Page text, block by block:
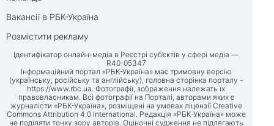
Вакансії в РБК-Україна
Розмістити рекламу
Ідентифікатор онлайн-медіа в Реєстрі суб’єктів у сфері медіа —
R40-05347
Інформаційний портал «РБК-Україна» має тримовну версію
(українську, російську та англійську), головна сторінка порталу -
https://www.rbc.ua. Фотографії, зображення належать їх
правовласникам. Всі фотографії на Порталі, авторами яких є
журналісти «РБК-Україна», розміщені на умовах ліцензії Creative
Commons Attribution 4.0 International. Редакція «РБК-Україна» може
не поділяти точку зору авторів. Оціночні судження не підлягають